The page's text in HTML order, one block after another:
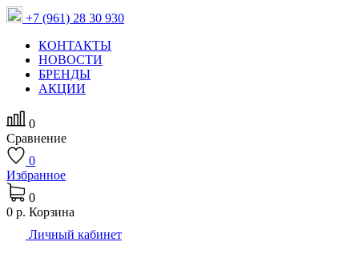
+7 (961) 28 30 930
КОНТАКТЫ
НОВОСТИ
БРЕНДЫ
АКЦИИ
0
Сравнение
0
Избранное
0
0 р. Корзина
Личный кабинет